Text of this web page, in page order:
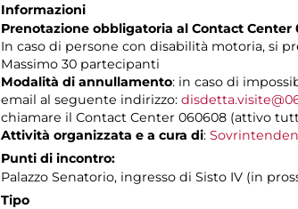
Informazioni
Prenotazione obbligatoria al Contact Center
In caso di persone con disabilità motoria, si
Massimo 30 partecipanti
Modalità di annullamento: in caso di
email al seguente indirizzo:
chiamare il Contact Center 060608 (attivo
Attività organizzata e a cura di:
Punti di incontro:
Palazzo Senatorio, ingresso di Sisto IV (in
Tipo